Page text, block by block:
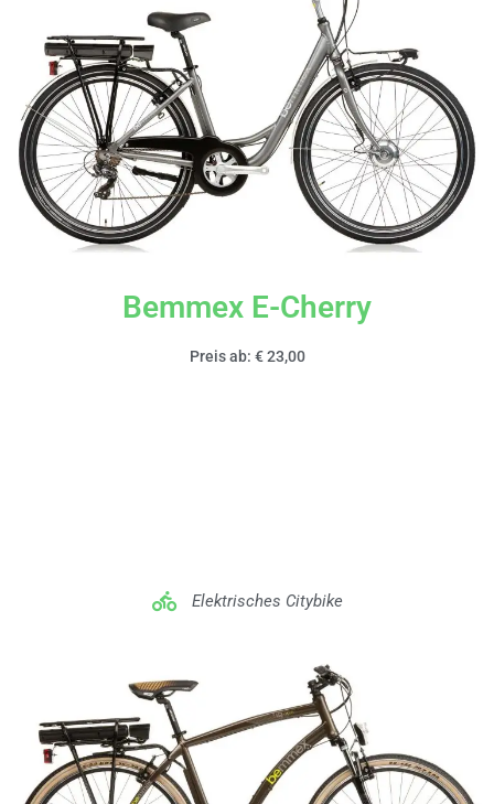
Bemmex E-Cherry
Preis ab: € 23,00
Elektrisches Citybike